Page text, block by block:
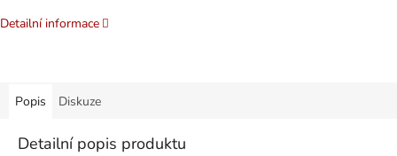
Detailní informace
Popis Diskuze
Detailní popis produktu